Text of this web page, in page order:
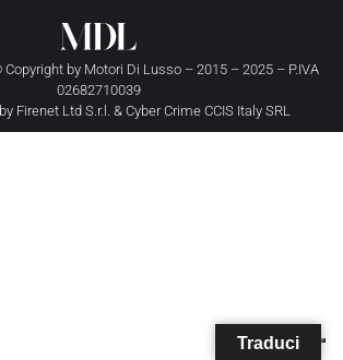
by Motori Di Lusso– 2015 – 2025 – P.IVA
02682710039
Firenet Ltd S.r.l. & Cyber Crime CCIS Italy SRL
Traduci